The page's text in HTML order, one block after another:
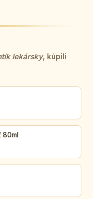
lekársky, kúpili
80ml